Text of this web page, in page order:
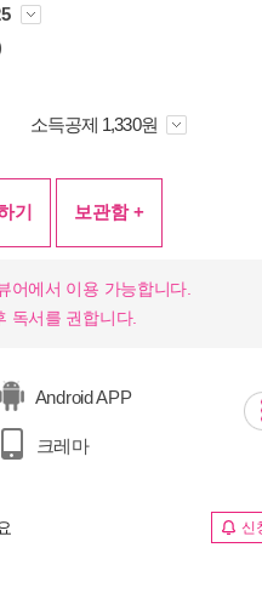
소득공제 1,330원
기 보관함 +
어에서 이용 가능합니다.
독서를 권합니다.
Android APP
크레마
신